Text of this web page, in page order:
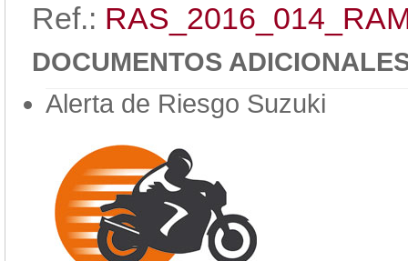
Ref.:
DOCUMENTOS
Alerta de Riesgo Suzuki